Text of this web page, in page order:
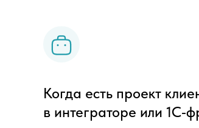
Когда есть проект
в интеграторе или